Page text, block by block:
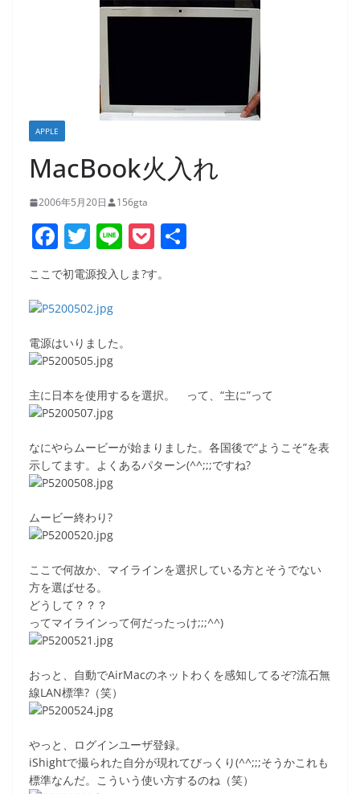
APPLE
MacBook火入れ
2006年5月20日 156gta
F
a
c
e
b
o
o
k
T
w
itt
er
Li
n
e
P
o
ck
ここで初電源投入しま?す。
電源はいりました。
主に日本を使用するを選択。 って、“主に”って
なにやらムービーが始まりました。各国後で“ようこそ”を表
示してます。よくあるパターン(^^;;;ですね?
ムービー終わり?
ここで何故か、マイラインを選択している方とそうでない
方を選ばせる。
どうして？？？
ってマイラインって何だったっけ;;;^^)
おっと、自動でAirMacのネットわくを感知してるぞ?流石無
線LAN標準?（笑）
やっと、ログインユーザ登録。
iShightで撮られた自分が現れてびっくり(^^;;;そうかこれも
標準なんだ。こういう使い方するのね（笑）